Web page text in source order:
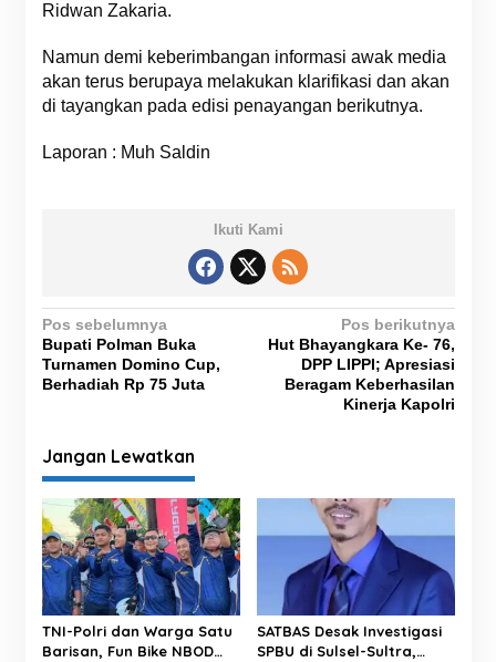
Ridwan Zakaria.
Namun demi keberimbangan informasi awak media
akan terus berupaya melakukan klarifikasi dan akan
di tayangkan pada edisi penayangan berikutnya.
Laporan : Muh Saldin
Ikuti Kami
N
a
v
g
a
s
i
p
o
s
Pos sebelumnya
Bupati Polman Buka
Turnamen Domino Cup,
Berhadiah Rp 75 Juta
Pos berikutnya
Hut Bhayangkara Ke- 76,
DPP LIPPI; Apresiasi
Beragam Keberhasilan
Kinerja Kapolri
Jangan Lewatkan
TNI-Polri dan Warga Satu
Barisan, Fun Bike NBOD
SATBAS Desak Investigasi
SPBU di Sulsel-Sultra,